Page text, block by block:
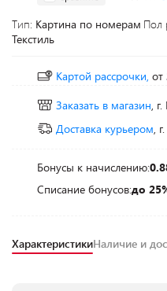
Тип: Картина по номерам Пол
Текстиль
Картой рассрочки, от
Заказать в магазин,
Доставка курьером,
Бонусы к начислению:
Списание бонусов:до
ХарактеристикиНаличие и